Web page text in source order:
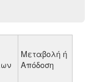
Μεταβολή ή
Απόδοση